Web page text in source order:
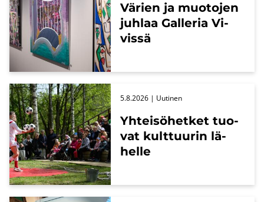
Vä­rien ja muo­to­jen
juh­laa Gal­le­ria Vi­
vis­sä
Yh­tei­sö­het­ket tuo­
vat kult­tuu­rin lä­
hel­le
5.8.2026 | Uu­ti­nen